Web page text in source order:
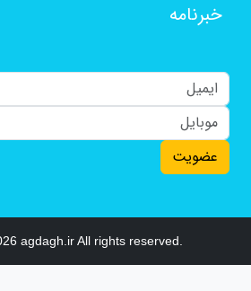
خبرنامه
عضویت
agdagh.ir All rights reserved.